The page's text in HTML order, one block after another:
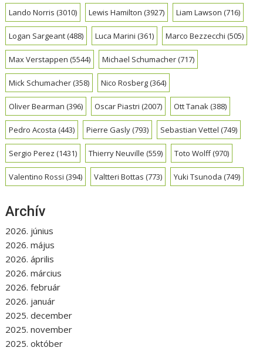
Lando Norris (3010) Lewis Hamilton (3927) Liam Lawson (716)
Logan Sargeant(488) Luca Marini (361) Marco Bezzecchi (505)
Max Verstappen (5544) Michael Schumacher(717)
Mick Schumacher(358) Nico Rosberg(364)
Oliver Bearman (396) Oscar Piastri (2007) Ott Tanak(388)
Pedro Acosta (443) Pierre Gasly(793) Sebastian Vettel (749)
Sergio Perez (1431) Thierry Neuville (559) Toto Wolff(970)
Valentino Rossi (394) Valtteri Bottas (773) Yuki Tsunoda (749)
Archív
2026. június
2026. május
2026. április
2026. március
2026. február
2026. január
2025. december
2025. november
2025. október